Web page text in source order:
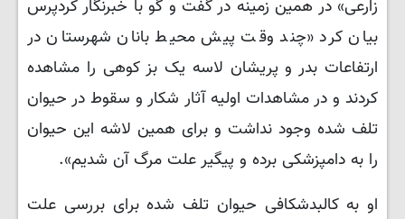
زارعی» در همین زمینه در گفت و گو با خبرنگار کردپرس
بیان کرد «چند وقت پیش محیط بانان شهرستان در
ارتفاعات بدر و پریشان لاسه یک بز کوهی را مشاهده
کردند و در مشاهدات اولیه آثار شکار و سقوط در حیوان
تلف شده وجود نداشت و برای همین لاشه این حیوان
را به دامپزشکی برده و پیگیر علت مرگ آن شدیم».
او به کالبدشکافی حیوان تلف شده برای بررسی علت